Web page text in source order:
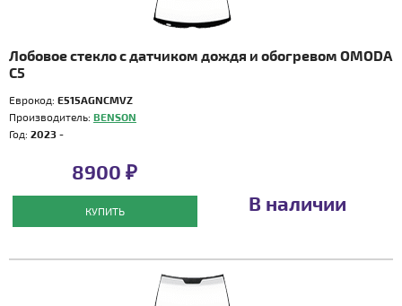
Лобовое стекло с датчиком дождя и обогревом OMODA
C5
Еврокод: E515AGNCMVZ
Производитель: BENSON
Год: 2023 -
8900 ₽
КУПИТЬ В наличии